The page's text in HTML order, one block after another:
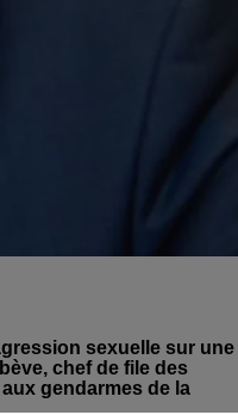
sexuelle sur une
chef de file des
gendarmes de la